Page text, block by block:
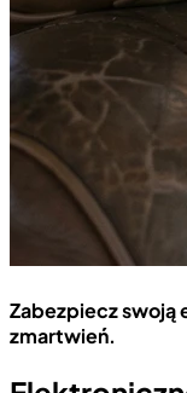
Zabezpiecz swoją
zmartwień.